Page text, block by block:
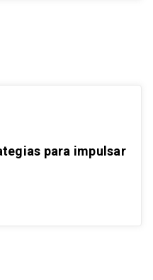
para impulsar